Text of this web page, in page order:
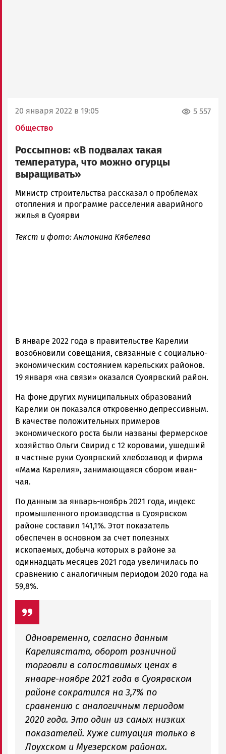
20 января 2022 в 19:05
Общество
5 557
Россыпнов: «В подвалах такая
температура, что можно огурцы
выращивать»
Максим
Тихонов
Новости
и
Министр строительства рассказал о проблемах
отопления и программе расселения аварийного
жилья в Суоярви
Текст и фото: Антонина Кябелева
В январе 2022 года в правительстве Карелии
возобновили совещания, связанные с социально-
экономическим состоянием карельских районов.
19 января «на связи» оказался Суоярвский район.
На фоне других муниципальных образований
Карелии он показался откровенно депрессивным.
В качестве положительных примеров
экономического роста были названы фермерское
хозяйство Ольги Свирид с 12 коровами, ушедший
в частные руки Суоярвский хлебозавод и фирма
«Мама Карелия», занимающаяся сбором иван-
чая.
По данным за январь-ноябрь 2021 года, индекс
промышленного производства в Суоярвском
районе составил 141,1%. Этот показатель
обеспечен в основном за счет полезных
ископаемых, добыча которых в районе за
одиннадцать месяцев 2021 года увеличилась по
сравнению с аналогичным периодом 2020 года на
59,8%.
Одновременно, согласно данным
Карелиястата, оборот розничной
торговли в сопоставимых ценах в
январе-ноябре 2021 года в Суоярвском
районе сократился на 3,7% по
сравнению с аналогичным периодом
2020 года. Это один из самых низких
показателей. Хуже ситуация только в
Лоухском и Муезерском районах.